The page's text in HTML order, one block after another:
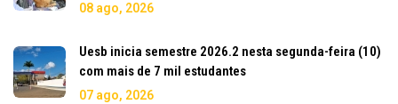
08 ago, 2026
Uesb inicia semestre 2026.2 nesta segunda-feira (10)
com mais de 7 mil estudantes
07 ago, 2026